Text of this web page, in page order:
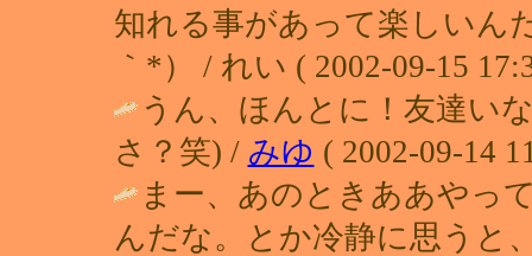
知れる事があって楽しいん
｀*） / れい ( 2002-09-15
うん、ほんとに！友達い
さ？笑) / みゆ ( 2002-09-14
まー、あのときああやっ
んだな。とか冷静に思うと